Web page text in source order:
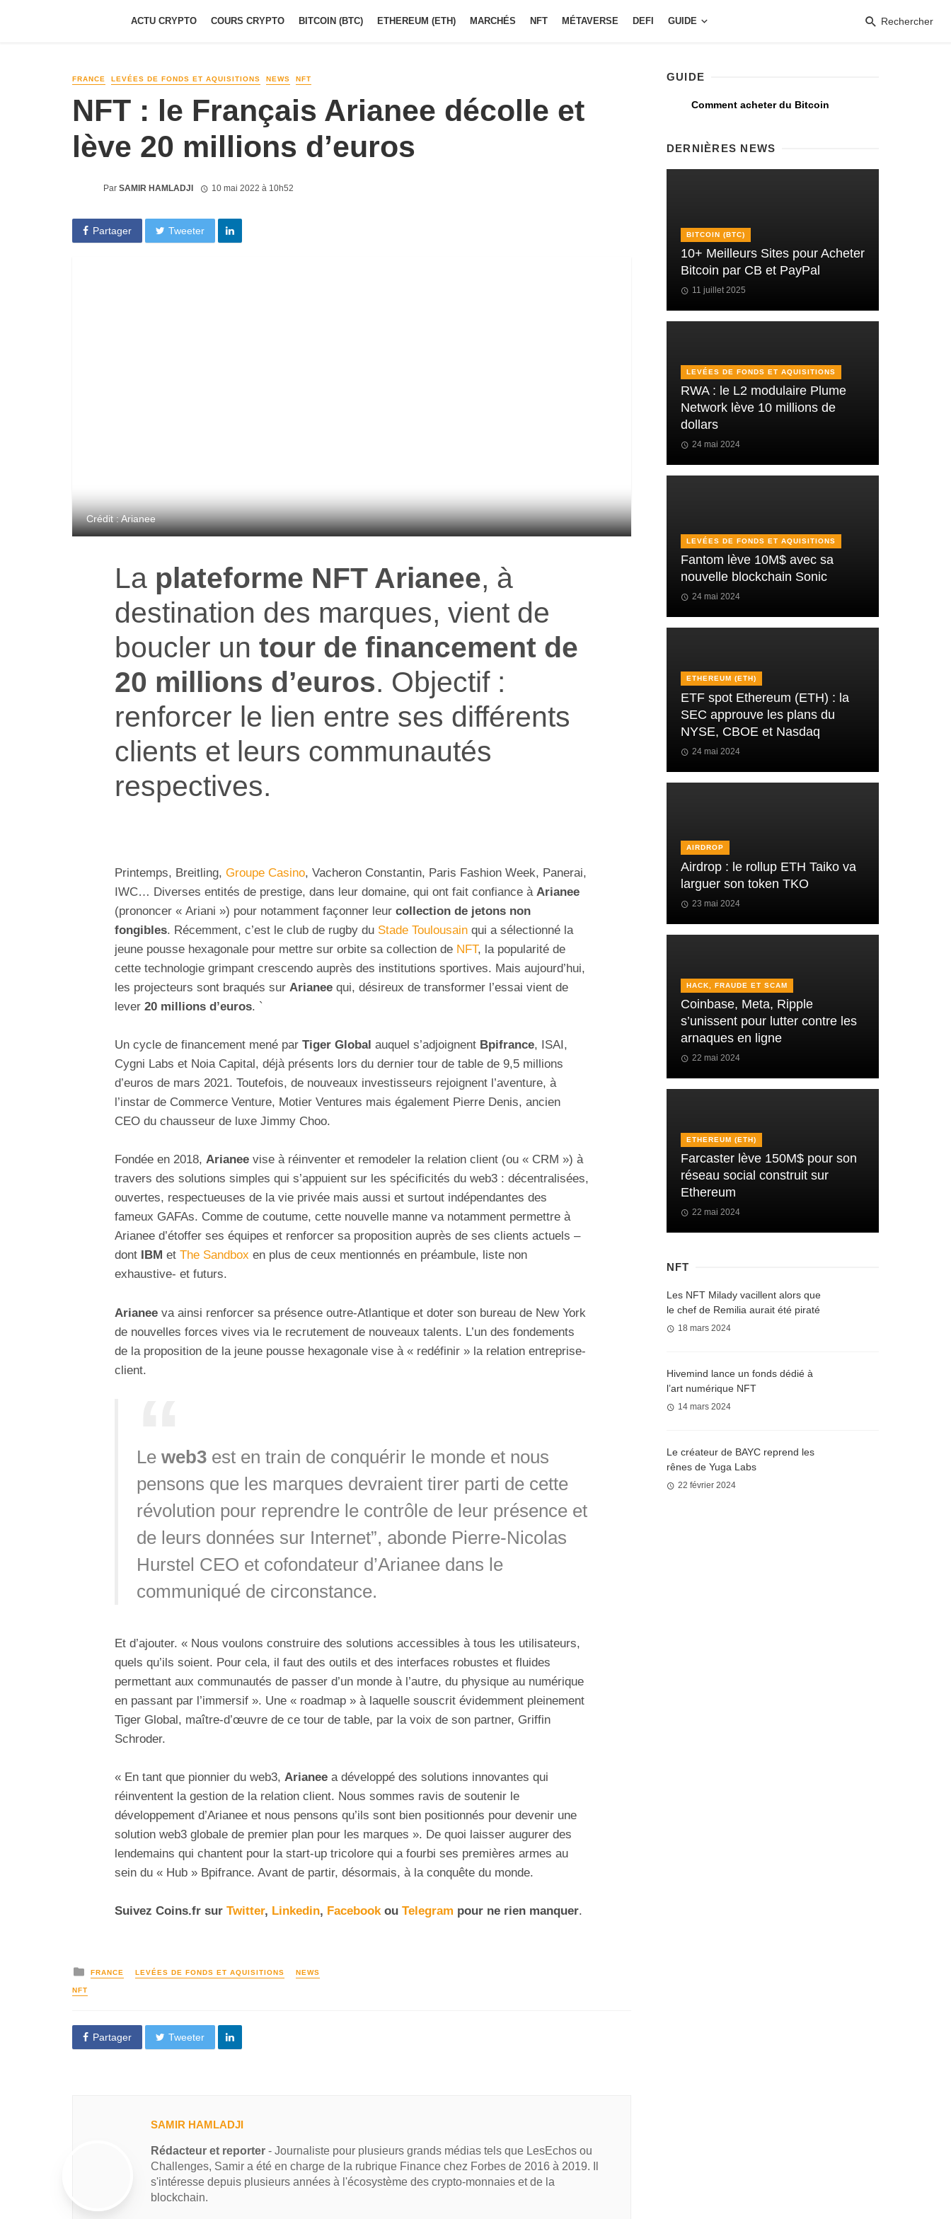
ACTU CRYPTO COURS CRYPTO BITCOIN (BTC) ETHEREUM (ETH) MARCHÉS NFT MÉTAVERSE DEFI GUIDE Rechercher
FRANCE LEVÉES DE FONDS ET AQUISITIONS NEWS NFT
NFT : le Français Arianee décolle et
lève 20 millions d’euros
Par SAMIR HAMLADJI 10 mai 2022 à 10h52
Partager Tweeter
Crédit : Arianee
La plateforme NFT Arianee, à
destination des marques, vient de
boucler un tour de financement de
20 millions d’euros. Objectif :
renforcer le lien entre ses différents
clients et leurs communautés
respectives.
Printemps, Breitling, Groupe Casino, Vacheron Constantin, Paris Fashion Week, Panerai,
IWC… Diverses entités de prestige, dans leur domaine, qui ont fait confiance à Arianee
(prononcer « Ariani ») pour notamment façonner leur collection de jetons non
fongibles. Récemment, c’est le club de rugby du Stade Toulousain qui a sélectionné la
jeune pousse hexagonale pour mettre sur orbite sa collection de NFT, la popularité de
cette technologie grimpant crescendo auprès des institutions sportives. Mais aujourd’hui,
les projecteurs sont braqués sur Arianee qui, désireux de transformer l’essai vient de
lever 20 millions d’euros. `
Un cycle de financement mené par Tiger Global auquel s’adjoignent Bpifrance, ISAI,
Cygni Labs et Noia Capital, déjà présents lors du dernier tour de table de 9,5 millions
d’euros de mars 2021. Toutefois, de nouveaux investisseurs rejoignent l’aventure, à
l’instar de Commerce Venture, Motier Ventures mais également Pierre Denis, ancien
CEO du chausseur de luxe Jimmy Choo.
Fondée en 2018, Arianee vise à réinventer et remodeler la relation client (ou « CRM ») à
travers des solutions simples qui s’appuient sur les spécificités du web3 : décentralisées,
ouvertes, respectueuses de la vie privée mais aussi et surtout indépendantes des
fameux GAFAs. Comme de coutume, cette nouvelle manne va notamment permettre à
Arianee d’étoffer ses équipes et renforcer sa proposition auprès de ses clients actuels –
dont
IBM et The Sandbox en plus de ceux mentionnés en préambule, liste non
exhaustive- et futurs.
Arianee va ainsi renforcer sa présence outre-Atlantique et doter son bureau de New York
de nouvelles forces vives via le recrutement de nouveaux talents. L’un des fondements
de la proposition de la jeune pousse hexagonale vise à « redéfinir » la relation entreprise-
client.
Le web3est en train de conquérir le monde et nous
pensons que les marques devraient tirer parti de cette
révolution pour reprendre le contrôle de leur présence et
de leurs données sur Internet”, abonde Pierre-Nicolas
Hurstel CEO et cofondateur d’Arianee dans le
communiqué de circonstance.
Et d’ajouter. « Nous voulons construire des solutions accessibles à tous les utilisateurs,
quels qu’ils soient. Pour cela, il faut des outils et des interfaces robustes et fluides
permettant aux communautés de passer d’un monde à l’autre, du physique au numérique
en passant par l’immersif ». Une « roadmap » à laquelle souscrit évidemment pleinement
Tiger Global, maître-d’œuvre de ce tour de table, par la voix de son partner, Griffin
Schroder.
« En tant que pionnier du web3, Arianee a développé des solutions innovantes qui
réinventent la gestion de la relation client. Nous sommes ravis de soutenir le
développement d’Arianee et nous pensons qu’ils sont bien positionnés pour devenir une
solution web3 globale de premier plan pour les marques ». De quoi laisser augurer des
lendemains qui chantent pour la start-up tricolore qui a fourbi ses premières armes au
sein du « Hub » Bpifrance. Avant de partir, désormais, à la conquête du monde.
Suivez Coins.fr sur Twitter, Linkedin, Facebookou Telegram pour ne rien manquer.
FRANCE LEVÉES DE FONDS ET AQUISITIONS NEWS
NFT
Partager Tweeter
SAMIR HAMLADJI
Rédacteur et reporter - Journaliste pour plusieurs grands médias tels que LesEchos ou
Challenges, Samir a été en charge de la rubrique Finance chez Forbes de 2016 à 2019. Il
s'intéresse depuis plusieurs années à l'écosystème des crypto-monnaies et de la
blockchain.
GUIDE
Comment acheter du Bitcoin
DERNIÈRES NEWS
BITCOIN (BTC)
10+ Meilleurs Sites pour Acheter
Bitcoin par CB et PayPal
11 juillet 2025
LEVÉES DE FONDS ET AQUISITIONS
RWA : le L2 modulaire Plume
Network lève 10 millions de
dollars
24 mai 2024
LEVÉES DE FONDS ET AQUISITIONS
Fantom lève 10M$ avec sa
nouvelle blockchain Sonic
24 mai 2024
ETHEREUM (ETH)
ETF spot Ethereum (ETH) : la
SEC approuve les plans du
NYSE, CBOE et Nasdaq
24 mai 2024
AIRDROP
Airdrop : le rollup ETH Taiko va
larguer son token TKO
23 mai 2024
HACK, FRAUDE ET SCAM
Coinbase, Meta, Ripple
s’unissent pour lutter contre les
arnaques en ligne
22 mai 2024
ETHEREUM (ETH)
Farcaster lève 150M$ pour son
réseau social construit sur
Ethereum
22 mai 2024
NFT
Les NFT Milady vacillent alors que
le chef de Remilia aurait été piraté
18 mars 2024
Hivemind lance un fonds dédié à
l’art numérique NFT
14 mars 2024
Le créateur de BAYC reprend les
rênes de Yuga Labs
22 février 2024